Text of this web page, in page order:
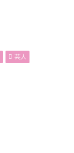
芸人